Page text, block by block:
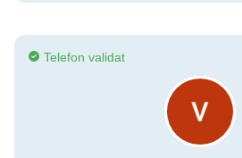
Telefon validat